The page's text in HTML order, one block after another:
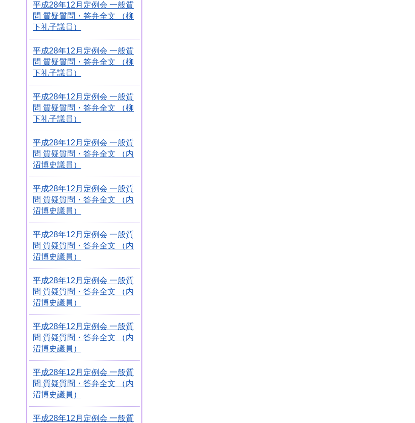
平成28年12月定例会 一般質
問 質疑質問・答弁全文 （柳
下礼子議員）
平成28年12月定例会 一般質
問 質疑質問・答弁全文 （柳
下礼子議員）
平成28年12月定例会 一般質
問 質疑質問・答弁全文 （柳
下礼子議員）
平成28年12月定例会 一般質
問 質疑質問・答弁全文 （内
沼博史議員）
平成28年12月定例会 一般質
問 質疑質問・答弁全文 （内
沼博史議員）
平成28年12月定例会 一般質
問 質疑質問・答弁全文 （内
沼博史議員）
平成28年12月定例会 一般質
問 質疑質問・答弁全文 （内
沼博史議員）
平成28年12月定例会 一般質
問 質疑質問・答弁全文 （内
沼博史議員）
平成28年12月定例会 一般質
問 質疑質問・答弁全文 （内
沼博史議員）
平成28年12月定例会 一般質